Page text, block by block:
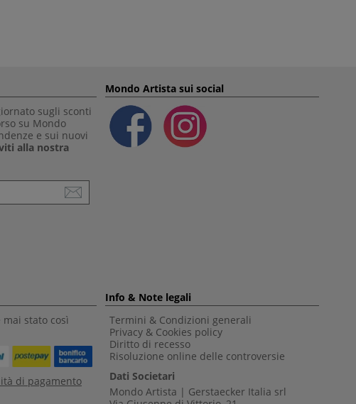
sugli sconti
su Mondo
e sui nuovi
alla nostra
Mondo Artista sui social
stato così
di pagamento
Info & Note legali
Termini & Condizioni generali
Privacy & Cookies policy
Diritto di recesso
Risoluzione online delle controversie
Dati Societari
Mondo Artista | Gerstaecker Italia srl